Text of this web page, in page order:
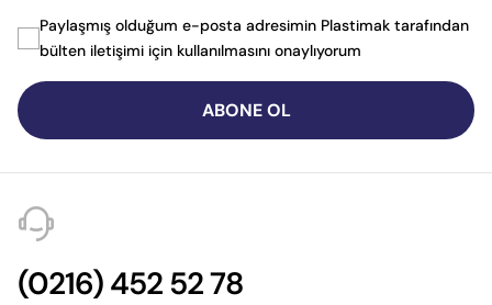
ABONE OL
Paylaşmış olduğum e-posta adresimin Plastimak tarafından
bülten iletişimi için kullanılmasını onaylıyorum
(0216) 452 52 78